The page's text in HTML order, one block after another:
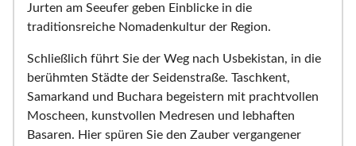
Jurten am Seeufer geben Einblicke in die
traditionsreiche Nomadenkultur der Region.
Schließlich führt Sie der Weg nach Usbekistan, in die
berühmten Städte der Seidenstraße. Taschkent,
Samarkand und Buchara begeistern mit prachtvollen
Moscheen, kunstvollen Medresen und lebhaften
Basaren. Hier spüren Sie den Zauber vergangener